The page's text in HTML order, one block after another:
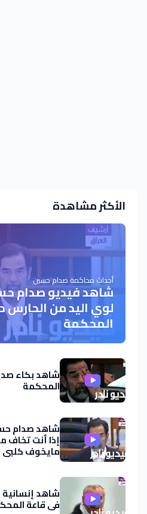
الأكثر مشاهدة
أحداث محاكمة صدام حسين
شاهد فيديو صدام
لوي اليد من الحارس
المحكمة
شاهد بكاء
المحكمة
شاهد صدام
إذا أنت تخاف
مايخوف كلبي
شاهد إنسانية
في قاعة المحكمة